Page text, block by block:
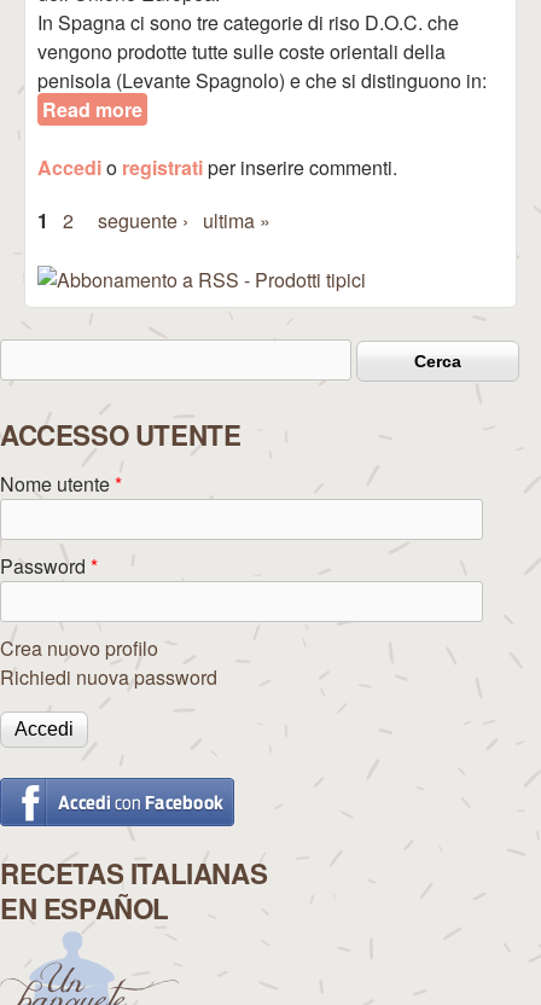
In Spagna ci sono tre categorie di riso D.O.C. che
vengono prodotte tutte sulle coste orientali della
penisola (Levante Spagnolo) e che si distinguono in:
Read more
Accedio registratiper inserire commenti.
Pagine
1 2 seguente › ultima »
Form di ricerca
ACCESSO UTENTE
Nome utente*
Password *
Crea nuovo profilo
Richiedi nuova password
RECETAS ITALIANAS
EN ESPAÑOL